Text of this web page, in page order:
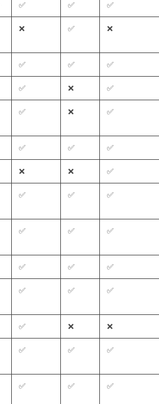
✅ ✅ ✅
❌ ✅ ❌
✅ ✅ ✅
✅ ❌ ✅
✅ ❌ ✅
✅ ✅ ✅
❌ ❌ ✅
✅ ✅ ✅
✅ ✅ ✅
✅ ✅ ✅
✅ ✅ ✅
✅ ❌ ❌
✅ ✅ ✅
✅ ✅ ✅